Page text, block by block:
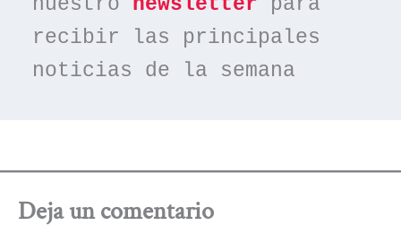
recibir las principales
noticias de la semana
Deja un comentario